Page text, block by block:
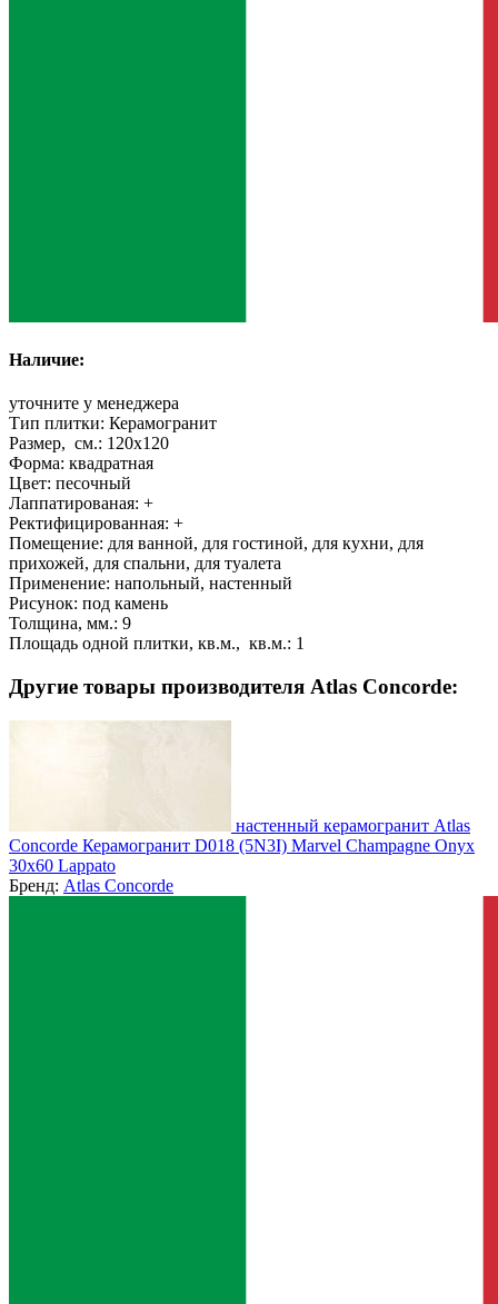
Наличие:
уточните у менеджера
Тип плитки: Керамогранит
Размер, см.: 120x120
Форма: квадратная
Цвет: песочный
Лаппатированая: +
Ректифицированная: +
Помещение: для ванной, для гостиной, для кухни, для
прихожей, для спальни, для туалета
Применение: напольный, настенный
Рисунок: под камень
Толщина, мм.: 9
Площадь одной плитки, кв.м., кв.м.: 1
Другие товары производителя Atlas Concorde:
настенный керамогранит Atlas
Concorde Керамогранит D018 (5N3I) Marvel Champagne Onyx
30x60 Lappato
Бренд: Atlas Concorde